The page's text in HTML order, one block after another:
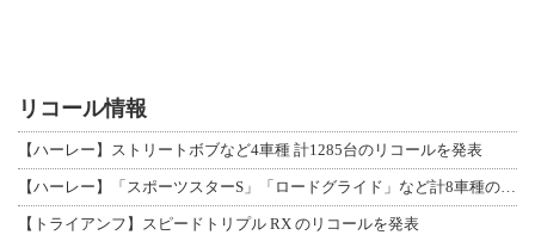
リコール情報
【ハーレー】ストリートボブなど4車種 計1285台のリコールを発表
【ハーレー】「スポーツスターS」「ロードグライド」など計8車種のリコールを発表
【トライアンフ】スピードトリプル RX のリコールを発表